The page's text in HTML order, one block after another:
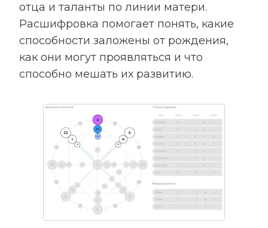
отца и таланты по линии матери.
Расшифровка помогает понять, какие
способности заложены от рождения,
как они могут проявляться и что
способно мешать их развитию.